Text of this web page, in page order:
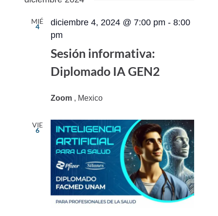
de
Evento
MIÉ
4 diciembre 4, 2024 @ 7:00 pm - 8:00
pm
Sesión informativa:
Diplomado IA GEN2
Zoom , Mexico
VIE
6